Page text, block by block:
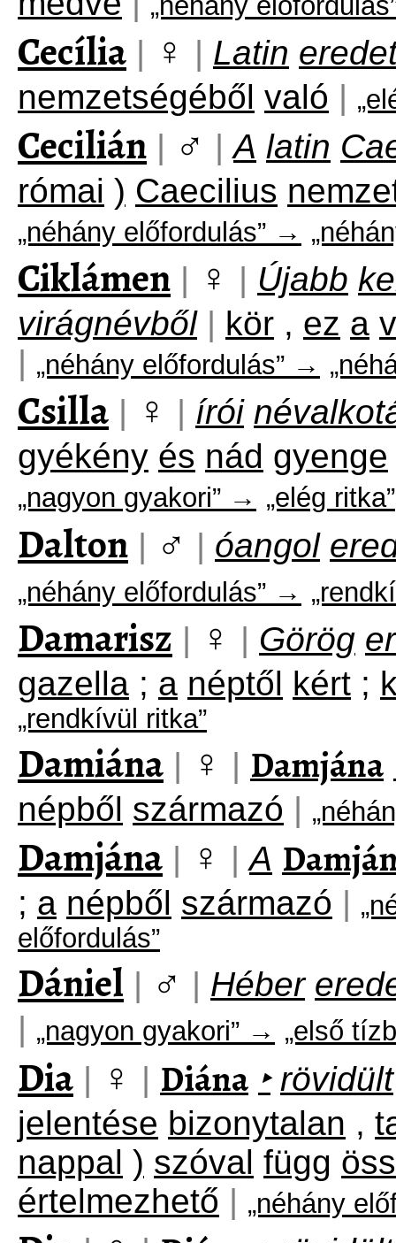
Cecília | ♀ | Latin
nemzetségéből való |
Cecilián | ♂ | A latin
római ) Caecilius
„néhány előfordulás” →
Ciklámen | ♀ | Újabb
virágnévből | kör , ez a
| „néhány előfordulás” →
Csilla | ♀ | írói
gyékény és nád gyenge
„nagyon gyakori” → „elég ritka”
Dalton | ♂ | óangol
„néhány előfordulás” →
Damarisz | ♀ | Görög
gazella ; a néptől kért ;
„rendkívül ritka”
Damiána | ♀ | Damjána
népből származó |
Damjána | ♀ | A
; a népből származó |
előfordulás”
Dániel | ♂ | Héber
| „nagyon gyakori” → „első
Dia | ♀ | Diána ‣ rövidült
jelentése bizonytalan ,
nappal ) szóval függ
értelmezhető | „néhány